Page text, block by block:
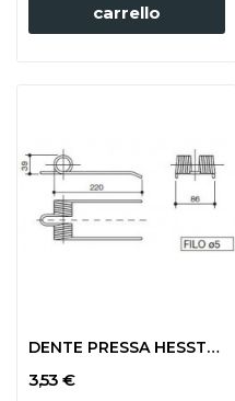
carrello
DENTE PRESSA HESSTON ATTACCO DIRITTO
3,53 €